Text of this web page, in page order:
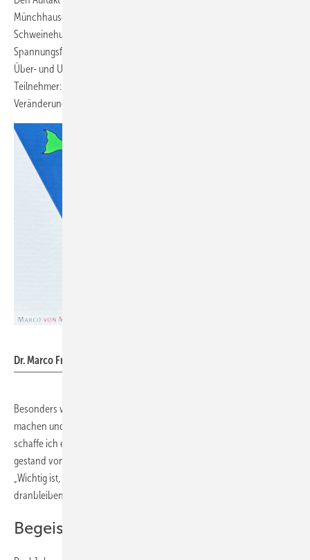
Münchhausen mit seinem Vortrag zum Umgang mit dem inneren
Schweinehund im Vertrieb. Erfolgreicher Vertrieb entstehe im
Spannungsfeld von Fähigkeiten und Herausforderungen, zwischen
Über- und Unterforderung. Seine wichtigste Botschaft an die
Teilnehmer: „Keine einzige Ausnahme zulassen, bis sich die
Veränderung wirklich manifestiert hat.“
Dr. Marco Freiherr von Münchhausen
Besonders wichtig sei es, den Anfang so leicht wie möglich zu
machen und in der Anfangszeit konsequent zu bleiben. „Manchmal
schaffe ich es selbst nicht, das umzusetzen, was ich hier vortrage“,
gestand von Münchhausen im abschließenden Talk schmunzelnd.
„Wichtig ist, dass wir in kleinen Schritten vorangehen und
dranbleiben, unseren inneren Schweinehund zu überwinden.“
Begeisterungsformel B = E + X